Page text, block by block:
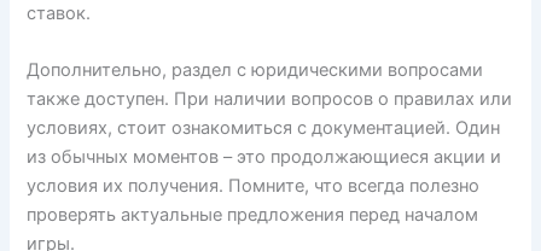
ставок.
Дополнительно, раздел с юридическими вопросами
также доступен. При наличии вопросов о правилах или
условиях, стоит ознакомиться с документацией. Один
из обычных моментов – это продолжающиеся акции и
условия их получения. Помните, что всегда полезно
проверять актуальные предложения перед началом
игры.